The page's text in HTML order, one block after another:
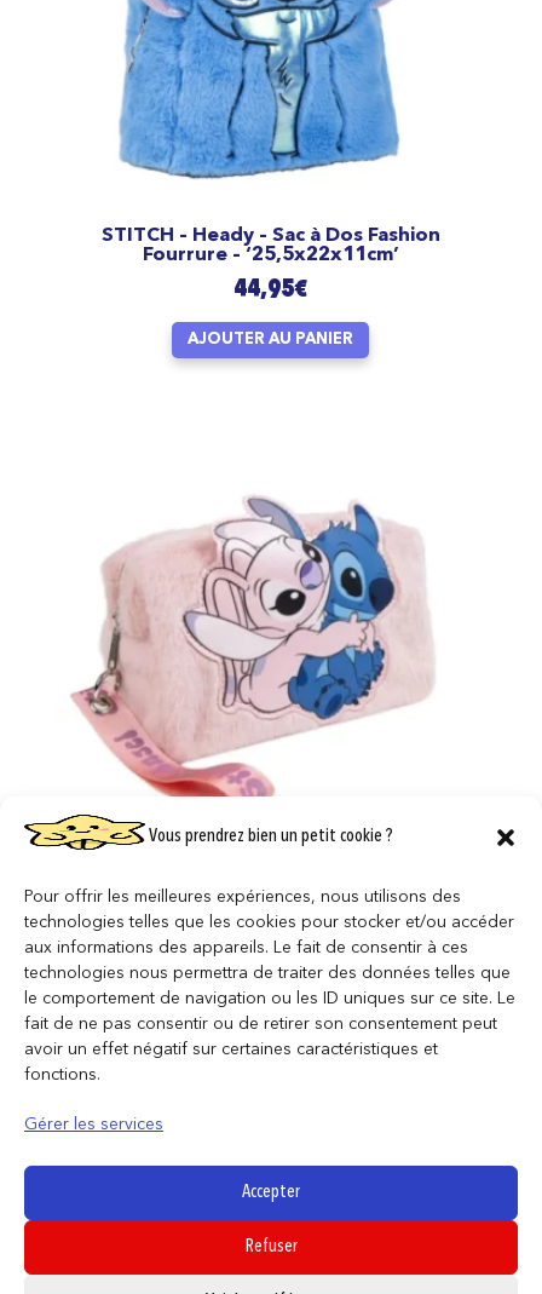
Vous prendrez bien un petit cookie ?
Pour offrir les meilleures expériences, nous utilisons des
technologies telles que les cookies pour stocker et/ou accéder
aux informations des appareils. Le fait de consentir à ces
technologies nous permettra de traiter des données telles que
le comportement de navigation ou les ID uniques sur ce site. Le
fait de ne pas consentir ou de retirer son consentement peut
avoir un effet négatif sur certaines caractéristiques et
fonctions.
Gérer les services
Accepter
Refuser
STITCH – Heady – Sac à Dos Fashion
Fourrure – ‘25,5x22x11cm’
44,95€
AJOUTER AU PANIER
14,95€
AJOUTER AU PANIER